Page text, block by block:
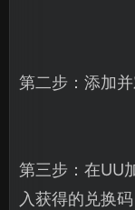
第二步：添加
第三步：在UU
入获得的兑换